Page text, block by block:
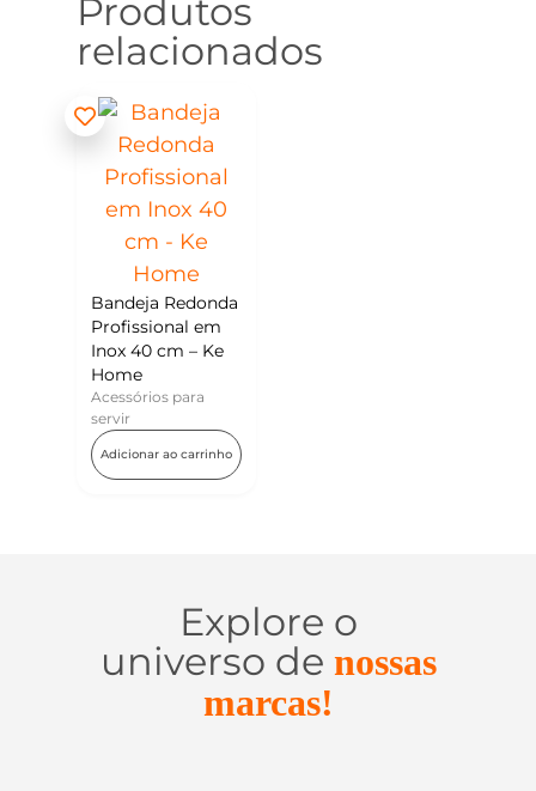
Produtos
relacionados
Bandeja Redonda
Profissional em
Inox 40 cm – Ke
Home
Acessórios para
servir
Adicionar ao carrinho
Explore o
universo de nossas
marcas!